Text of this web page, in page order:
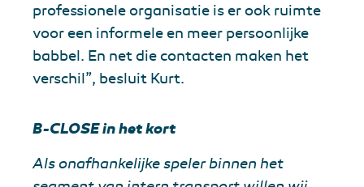
professionele organisatie is er ook ruimte
voor een informele en meer persoonlijke
babbel. En net die contacten maken het
verschil”, besluit Kurt.
B-CLOSE in het kort
Als onafhankelijke speler binnen het